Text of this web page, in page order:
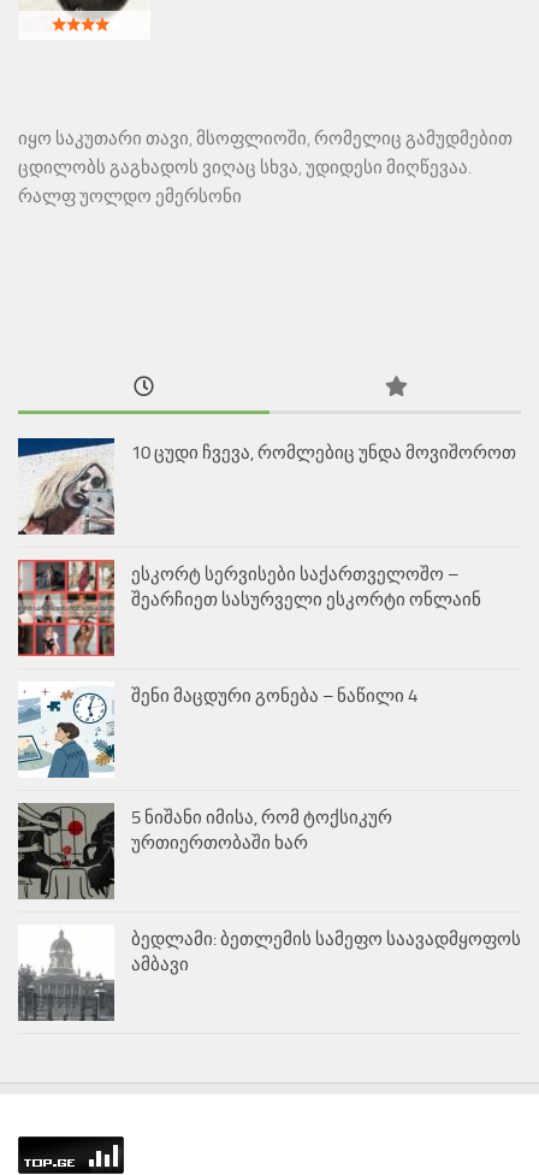
იყო საკუთარი თავი, მსოფლიოში, რომელიც გამუდმებით
ცდილობს გაგხადოს ვიღაც სხვა, უდიდესი მიღწევაა.
რალფ უოლდო ემერსონი
10 ცუდი ჩვევა, რომლებიც უნდა მოვიშოროთ
ესკორტ სერვისები საქართველოშო –
შეარჩიეთ სასურველი ესკორტი ონლაინ
შენი მაცდური გონება – ნაწილი 4
5 ნიშანი იმისა, რომ ტოქსიკურ
ურთიერთობაში ხარ
ბედლამი: ბეთლემის სამეფო საავადმყოფოს
ამბავი